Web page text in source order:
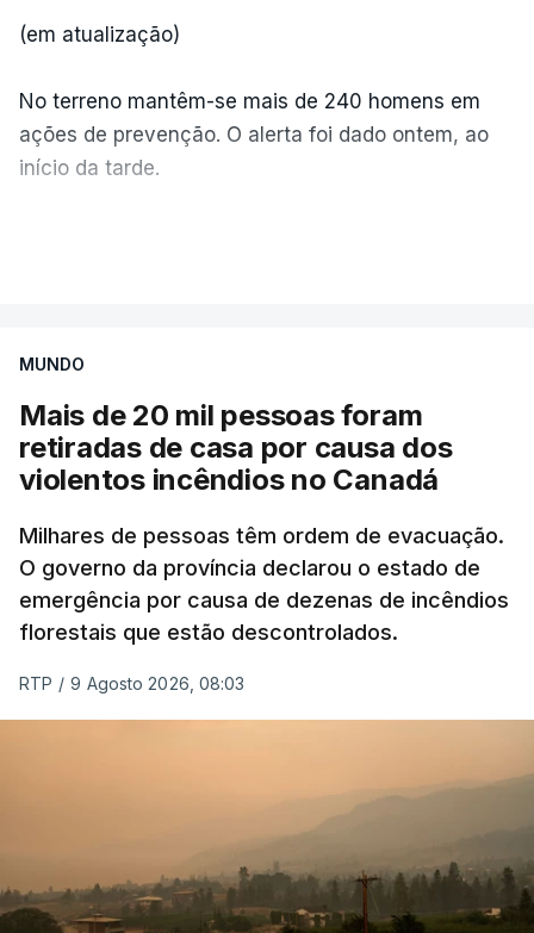
(em atualização)
No terreno mantêm-se mais de 240 homens em
ações de prevenção. O alerta foi dado ontem, ao
início da tarde.
MUNDO
Mais de 20 mil pessoas foram
retiradas de casa por causa dos
violentos incêndios no Canadá
Milhares de pessoas têm ordem de evacuação.
O governo da província declarou o estado de
emergência por causa de dezenas de incêndios
florestais que estão descontrolados.
RTP / 9 Agosto 2026, 08:03